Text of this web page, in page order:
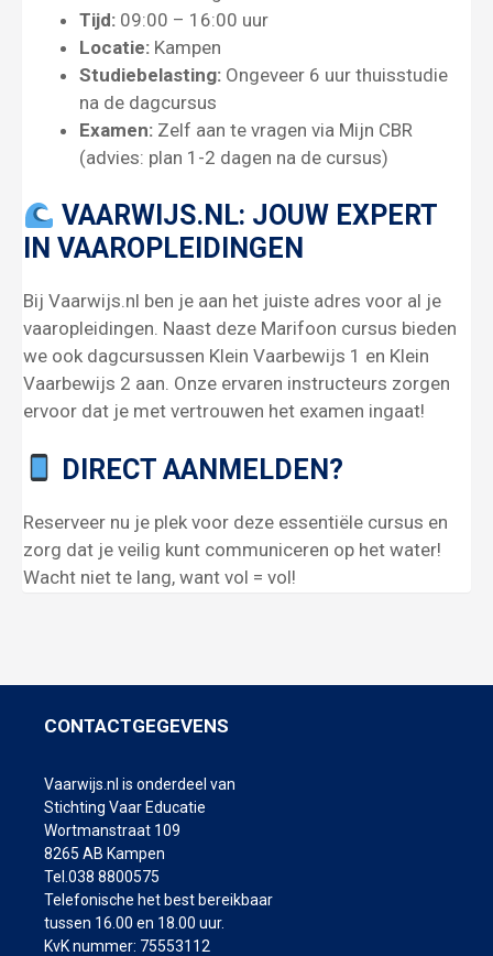
Tijd: 09:00 – 16:00 uur
Locatie: Kampen
Studiebelasting: Ongeveer 6 uur thuisstudie
na de dagcursus
Examen: Zelf aan te vragen via Mijn CBR
(advies: plan 1-2 dagen na de cursus)
VAARWIJS.NL: JOUW EXPERT
IN VAAROPLEIDINGEN
Bij Vaarwijs.nl ben je aan het juiste adres voor al je
vaaropleidingen. Naast deze Marifoon cursus bieden
we ook dagcursussen Klein Vaarbewijs 1 en Klein
Vaarbewijs 2 aan. Onze ervaren instructeurs zorgen
ervoor dat je met vertrouwen het examen ingaat!
DIRECT AANMELDEN?
Reserveer nu je plek voor deze essentiële cursus en
zorg dat je veilig kunt communiceren op het water!
Wacht niet te lang, want vol = vol!
CONTACTGEGEVENS
Vaarwijs.nl is onderdeel van
Stichting Vaar Educatie
Wortmanstraat 109
8265 AB Kampen
Tel.038 8800575
Telefonische het best bereikbaar
tussen 16.00 en 18.00 uur.
KvK nummer: 75553112